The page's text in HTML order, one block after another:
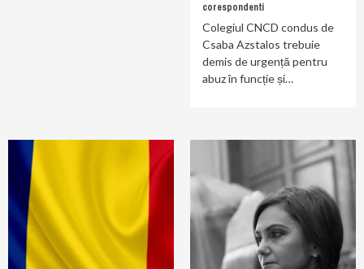
corespondenti
Colegiul CNCD condus de
Csaba Azstalos trebuie
demis de urgență pentru
abuz în funcție și…